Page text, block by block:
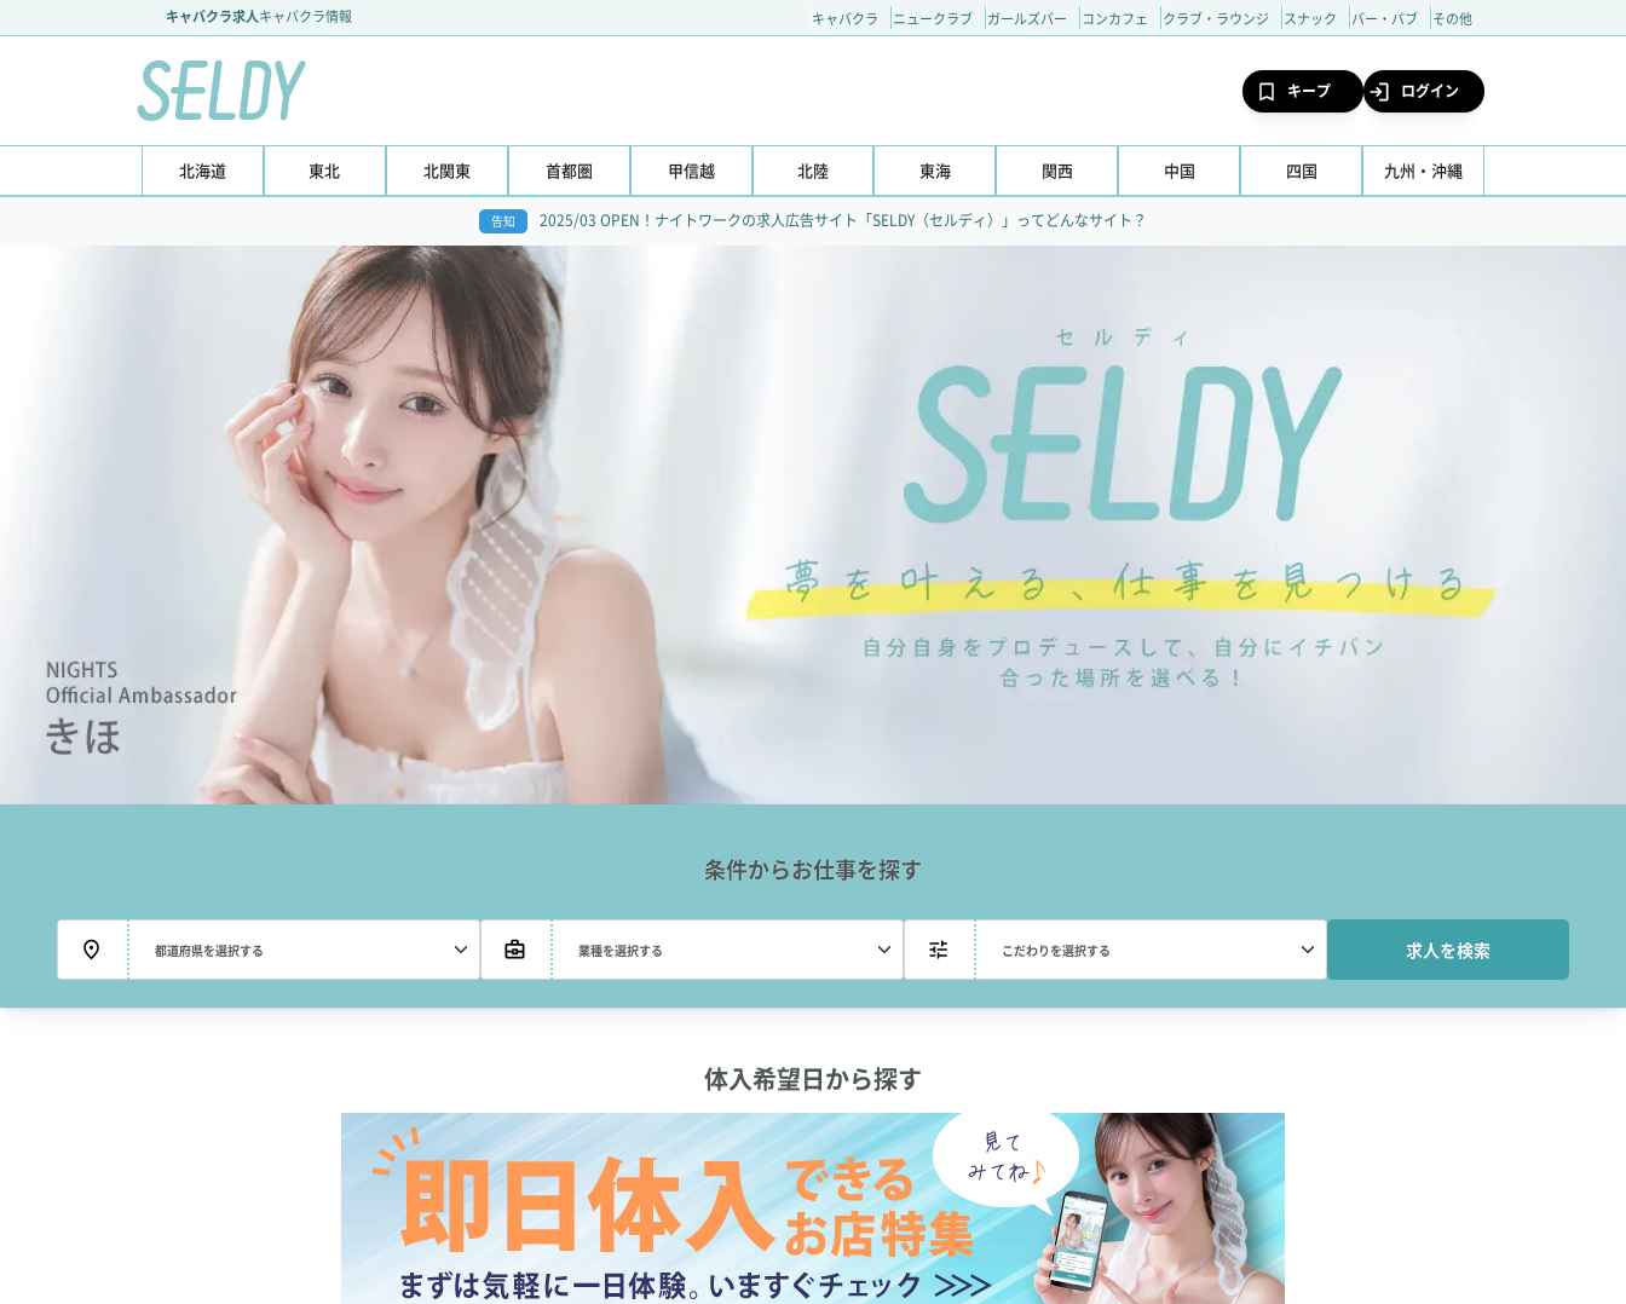
キャバクラ求人キャバクラ情報 キャバクラ ニュークラブ ガールズバー コンカフェ クラブ・ラウンジ スナック バー・パブ その他
キープ ログイン
北海道 東北 北関東 首都圏 甲信越 北陸 東海 関西 中国 四国 九州・沖縄
告知 2025/03 OPEN！ナイトワークの求人広告サイト「SELDY（セルディ）」ってどんなサイト？
条件からお仕事を探す
体入希望日から探す